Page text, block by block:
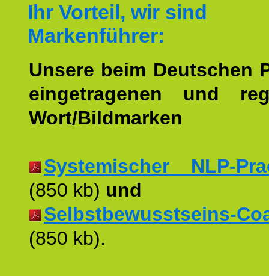
Ihr Vorteil, wir sind
Markenführer:
Unsere beim Deutschen
eingetragenen und
Wort/Bildmarken
Systemischer NLP-
(850 kb) und
Selbstbewusstseins-
(850 kb).